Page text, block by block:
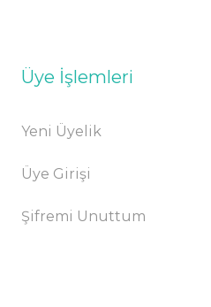
Üye İşlemleri
Yeni Üyelik
Üye Girişi
Şifremi Unuttum